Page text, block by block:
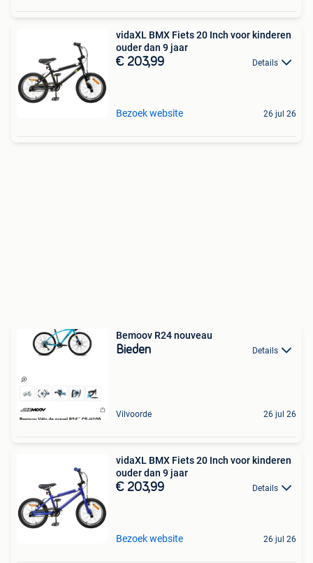
vidaXL BMX Fiets 20 Inch voor kinderen
ouder dan 9 jaar
€ 203,99 Details
Bezoek website 26 jul 26
Bemoov R24 nouveau
Bieden Details
Vilvoorde 26 jul 26
vidaXL BMX Fiets 20 Inch voor kinderen
ouder dan 9 jaar
€ 203,99 Details
Bezoek website 26 jul 26